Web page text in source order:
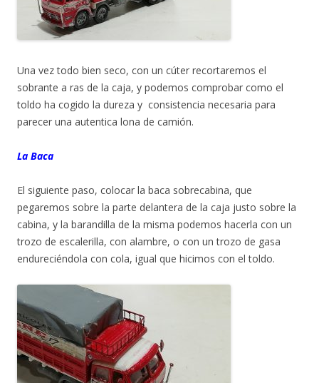
Una vez todo bien seco, con un cúter recortaremos el
sobrante a ras de la caja, y podemos comprobar como el
toldo ha cogido la dureza y consistencia necesaria para
parecer una autentica lona de camión.
La Baca
El siguiente paso, colocar la baca sobrecabina, que
pegaremos sobre la parte delantera de la caja justo sobre la
cabina, y la barandilla de la misma podemos hacerla con un
trozo de escalerilla, con alambre, o con un trozo de gasa
endureciéndola con cola, igual que hicimos con el toldo.